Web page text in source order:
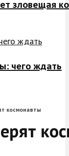
зловещая
чего ждать
космонавты